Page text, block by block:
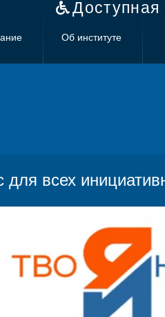
Доступная
Об институте
для всех